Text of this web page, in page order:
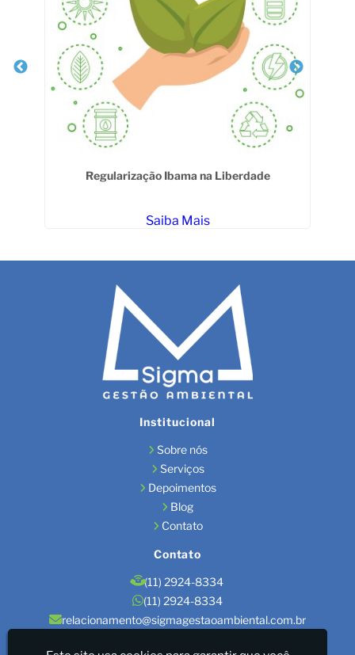
Regularização Ibama na Liberdade
Saiba Mais
Institucional
Sobre nós
Serviços
Depoimentos
Blog
Contato
Contato
(11) 2924-8334
(11) 2924-8334
relacionamento@sigmagestaoambiental.com.br
Localização